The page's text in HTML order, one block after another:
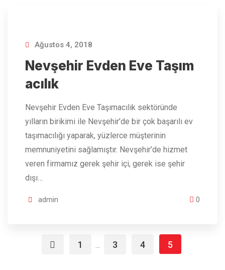
Ağustos 4, 2018
Nevşehir Evden Eve Taşım
acılık
Nevşehir Evden Eve Taşımacılık sektöründe
yılların birikimi ile Nevşehir’de bir çok başarılı ev
taşımacılığı yaparak, yüzlerce müşterinin
memnuniyetini sağlamıştır. Nevşehir’de hizmet
veren firmamız gerek şehir içi, gerek ise şehir
dışı…
admin 0
1 ... 3 4 5